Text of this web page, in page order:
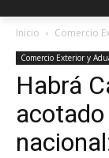
Inicio Comercio
Comercio Exterior y
Habrá